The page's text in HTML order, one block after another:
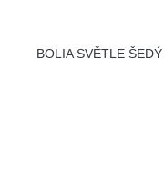
BOLIA SVĚTLE